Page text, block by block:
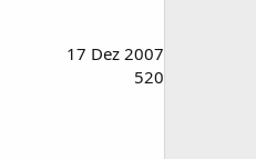
17 Dez 2007
520